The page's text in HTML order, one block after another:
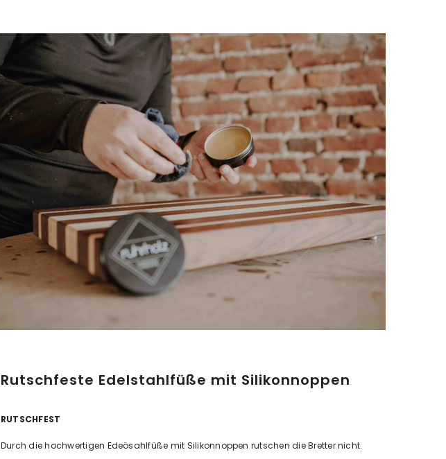
Rutschfeste Edelstahlfüße mit Silikonnoppen
RUTSCHFEST
Durch die hochwertigen Edeösahlfüße mit Silikonnoppen rutschen die Bretter nicht.